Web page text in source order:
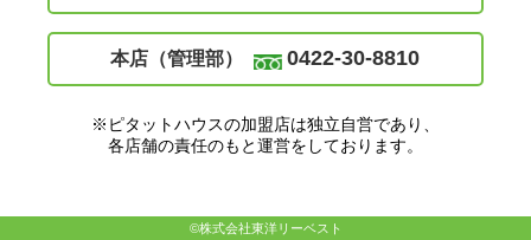
本店（管理部） 0422-30-8810
※ピタットハウスの加盟店は独立自営であり、
各店舗の責任のもと運営をしております。
©株式会社東洋リーベスト